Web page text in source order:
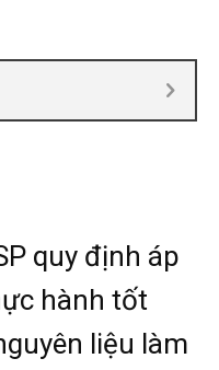
quy định áp
hành tốt
liệu làm